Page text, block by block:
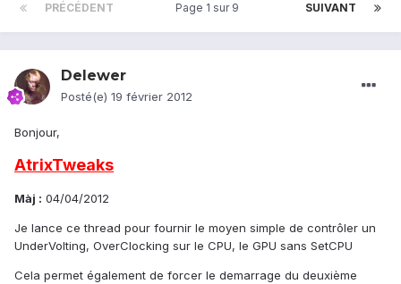
PRÉCÉDENT SUIVANT
Page 1 sur 9
Delewer
Posté(e) 19 février 2012
Bonjour,
AtrixTweaks
Màj : 04/04/2012
Je lance ce thread pour fournir le moyen simple de contrôler un
UnderVolting, OverClocking sur le CPU, le GPU sans SetCPU
Cela permet également de forcer le demarrage du deuxième